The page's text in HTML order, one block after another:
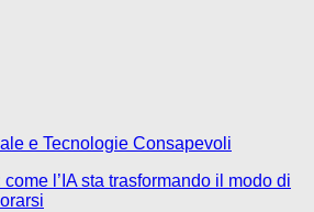
e Tecnologie Consapevoli
l’IA sta trasformando il modo di